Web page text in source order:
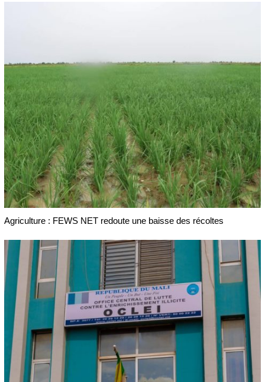
Agriculture : FEWS NET redoute une baisse des récoltes